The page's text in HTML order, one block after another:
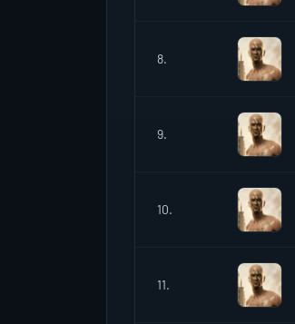
8.
9.
10.
11.